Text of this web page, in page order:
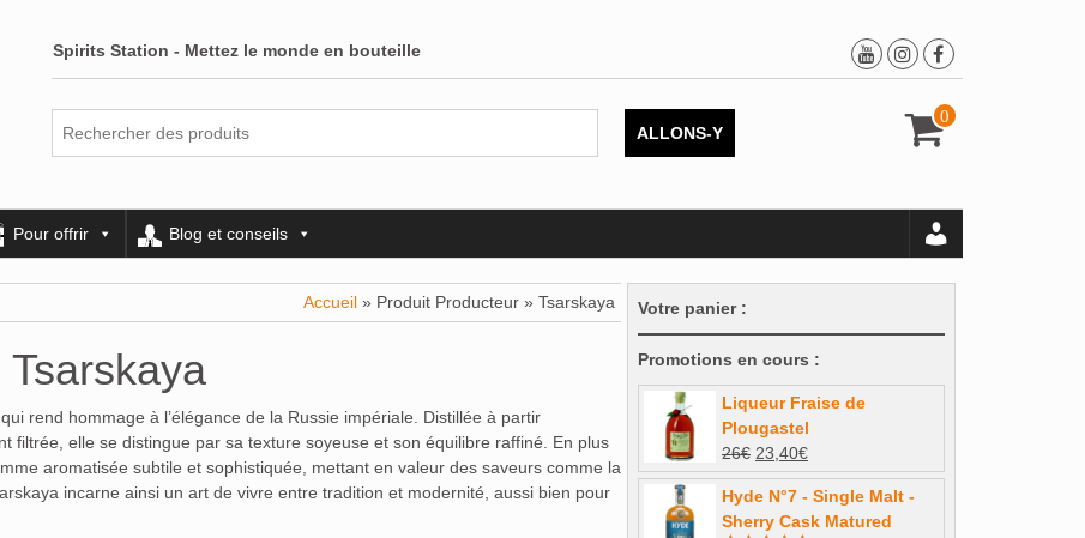
Spirits Station - Mettez le monde en bouteille
0
ALLONS-Y
Pour offrir Blog et conseils
Accueil » Produit Producteur » Tsarskaya
Tsarskaya
rend hommage à l’élégance de la Russie impériale. Distillée à partir
filtrée, elle se distingue par sa texture soyeuse et son équilibre raffiné. En plus
aromatisée subtile et sophistiquée, mettant en valeur des saveurs comme la
incarne ainsi un art de vivre entre tradition et modernité, aussi bien pour
Votre panier :
Promotions en cours :
Liqueur Fraise de
Plougastel
26€ Le
prix
initial
était :
23,40€Le
prix
actuel
est :
Hyde N°7 - Single Malt -
Sherry Cask Matured